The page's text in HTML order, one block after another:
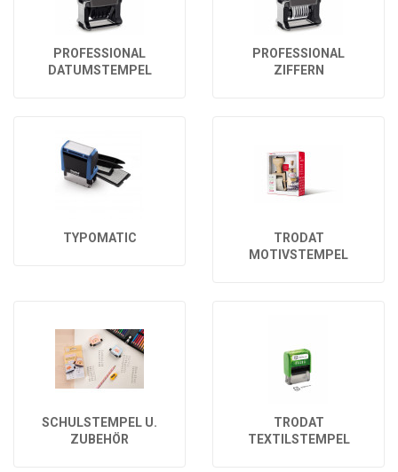
PROFESSIONAL
DATUMSTEMPEL
PROFESSIONAL
ZIFFERN
TYPOMATIC
TRODAT
MOTIVSTEMPEL
SCHULSTEMPEL U.
ZUBEHÖR
TRODAT
TEXTILSTEMPEL